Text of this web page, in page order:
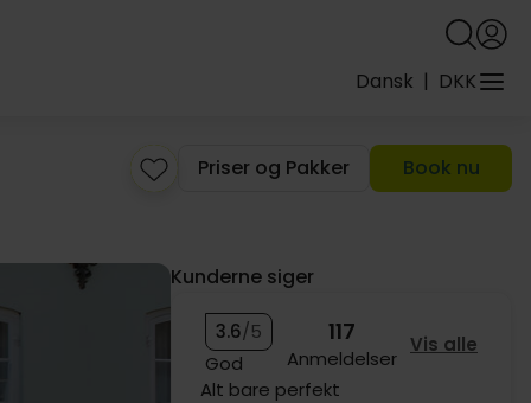
Dansk | DKK
Priser og Pakker
Book nu
Kunderne siger
3.6/5
God
117
Anmeldelser
Vis alle
Alt bare perfekt